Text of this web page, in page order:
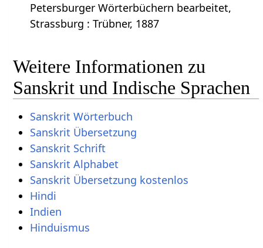
Petersburger Wörterbüchern bearbeitet,
Strassburg : Trübner, 1887
Weitere Informationen zu
Sanskrit und Indische Sprachen
Sanskrit Wörterbuch
Sanskrit Übersetzung
Sanskrit Schrift
Sanskrit Alphabet
Sanskrit Übersetzung kostenlos
Hindi
Indien
Hinduismus